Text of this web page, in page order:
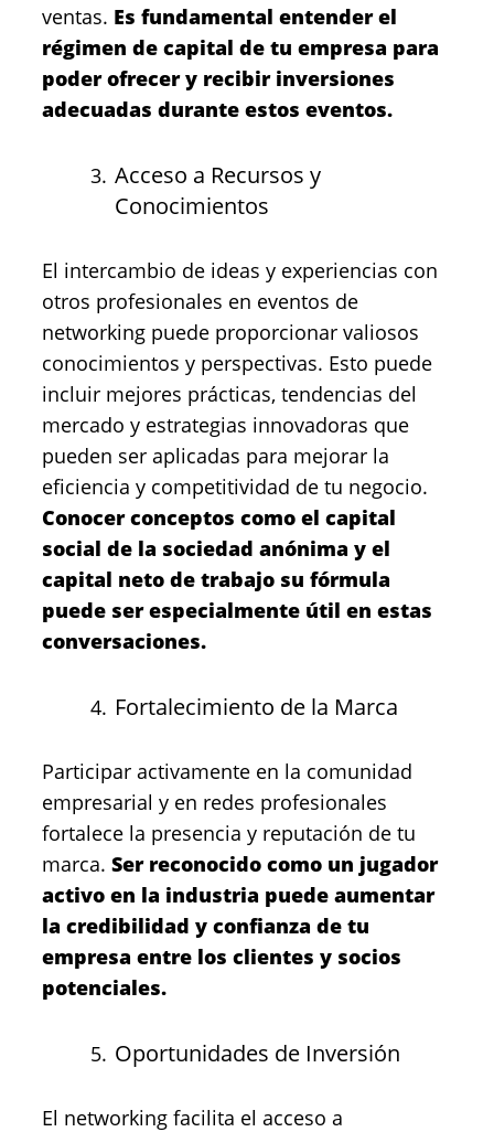
ventas. Es fundamental entender el
régimen de capital de tu empresa para
poder ofrecer y recibir inversiones
adecuadas durante estos eventos.
Acceso a Recursos y
Conocimientos
El intercambio de ideas y experiencias con
otros profesionales en eventos de
networking puede proporcionar valiosos
conocimientos y perspectivas. Esto puede
incluir mejores prácticas, tendencias del
mercado y estrategias innovadoras que
pueden ser aplicadas para mejorar la
eficiencia y competitividad de tu negocio.
Conocer conceptos como el capital
social de la sociedad anónima y el
capital neto de trabajo su fórmula
puede ser especialmente útil en estas
conversaciones.
Fortalecimiento de la Marca
Participar activamente en la comunidad
empresarial y en redes profesionales
fortalece la presencia y reputación de tu
marca. Ser reconocido como un jugador
activo en la industria puede aumentar
la credibilidad y confianza de tu
empresa entre los clientes y socios
potenciales.
Oportunidades de Inversión
El networking facilita el acceso a